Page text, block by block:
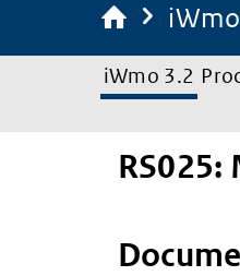
iWmo 3.2